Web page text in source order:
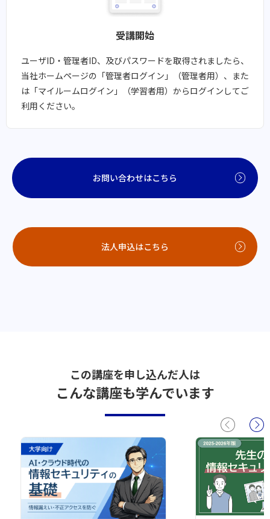
受講開始​​
ユーザID・管理者ID、及びパスワードを取得されましたら、
当社ホームページの「管理者ログイン」（管理者用）、また
は「マイルームログイン」（学習者用）からログインしてご
利用ください。
お問い合わせはこちら
法人申込はこちら
この講座を申し込んだ人は
こんな講座も学んでいます